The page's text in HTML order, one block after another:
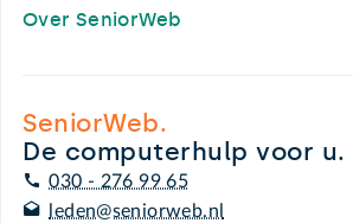
Over SeniorWeb
SeniorWeb.
De computerhulp voor u.
030 - 276 99 65
leden@seniorweb.nl